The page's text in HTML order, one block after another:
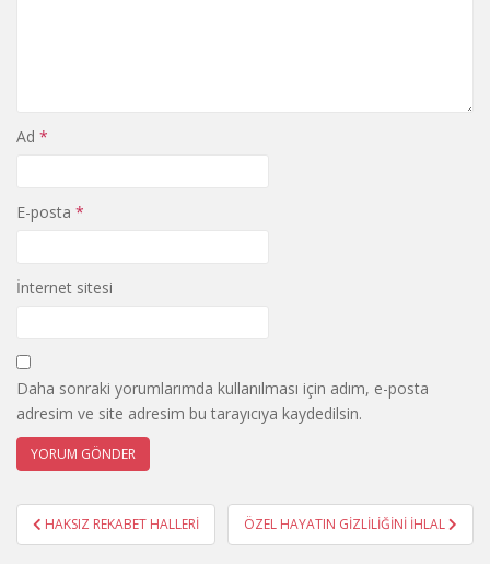
Ad *
E-posta *
İnternet sitesi
Daha sonraki yorumlarımda kullanılması için adım, e-posta
adresim ve site adresim bu tarayıcıya kaydedilsin.
Yazı
gezinmesi
HAKSIZ REKABET HALLERİ ÖZEL HAYATIN GİZLİLİĞİNİ İHLAL